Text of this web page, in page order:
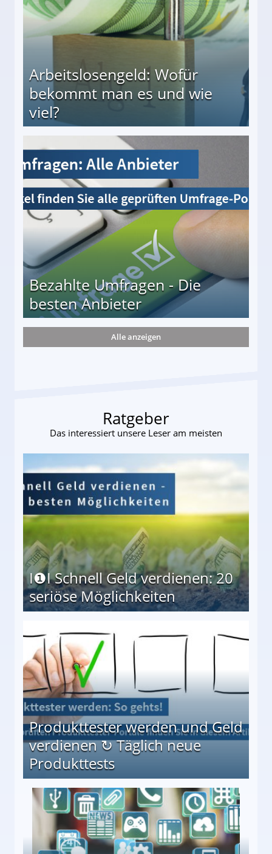
Arbeitslosengeld: Wofür
bekommt man es und wie
viel?
und wie viel?
Bezahlte Umfragen - Die
besten Anbieter
Alle anzeigen
Ratgeber
Das interessiert unsere Leser am meisten
I❶I Schnell Geld verdienen: 20
seriöse Möglichkeiten
Produkttester werden und Geld
verdienen ↻ Täglich neue
Produkttests
↻ Täglich neue Produkttests